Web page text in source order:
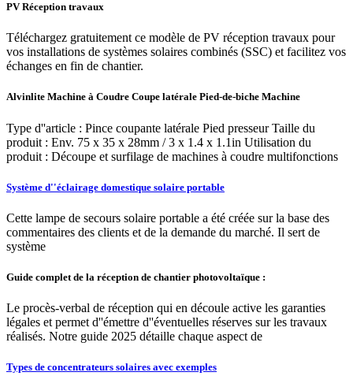
PV Réception travaux
Téléchargez gratuitement ce modèle de PV réception travaux pour
vos installations de systèmes solaires combinés (SSC) et facilitez vos
échanges en fin de chantier.
Alvinlite Machine à Coudre Coupe latérale Pied-de-biche Machine
Type d''article : Pince coupante latérale Pied presseur Taille du
produit : Env. 75 x 35 x 28mm / 3 x 1.4 x 1.1in Utilisation du
produit : Découpe et surfilage de machines à coudre multifonctions
Système d''éclairage domestique solaire portable
Cette lampe de secours solaire portable a été créée sur la base des
commentaires des clients et de la demande du marché. Il sert de
système
Guide complet de la réception de chantier photovoltaïque :
Le procès-verbal de réception qui en découle active les garanties
légales et permet d''émettre d''éventuelles réserves sur les travaux
réalisés. Notre guide 2025 détaille chaque aspect de
Types de concentrateurs solaires avec exemples